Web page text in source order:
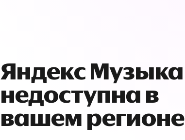
Яндекс Музыка
недоступна в
вашем регионе